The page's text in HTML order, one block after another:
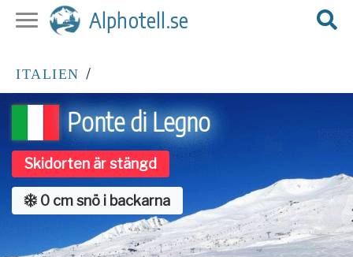
Alphotell.se
ITALIEN /
Ponte di Legno
Skidorten är stängd
0 cm snö i backarna